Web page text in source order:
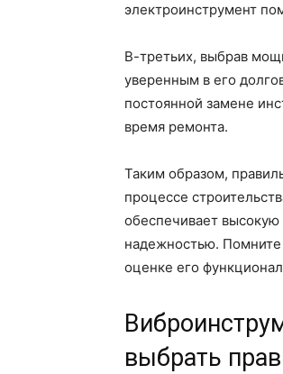
электроинструмент
В-третьих, выбрав
уверенным в его
постоянной замене
время ремонта.
Таким образом,
процессе
обеспечивает высокую
надежностью. Помните
оценке его
выбрать